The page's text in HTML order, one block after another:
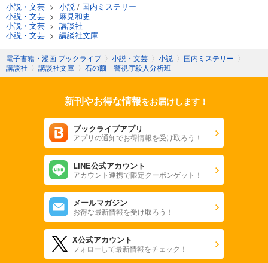
小説・文芸 > 小説 / 国内ミステリー
小説・文芸 > 麻見和史
小説・文芸 > 講談社
小説・文芸 > 講談社文庫
電子書籍・漫画 ブックライブ 〉 小説・文芸 〉 小説 〉 国内ミステリー 〉
講談社 〉 講談社文庫 〉 石の繭 警視庁殺人分析班
新刊やお得な情報をお届けします！
ブックライブアプリ
アプリの通知でお得情報を受け取ろう！
LINE公式アカウント
アカウント連携で限定クーポンゲット！
メールマガジン
お得な最新情報を受け取ろう！
X公式アカウント
フォローして最新情報をチェック！